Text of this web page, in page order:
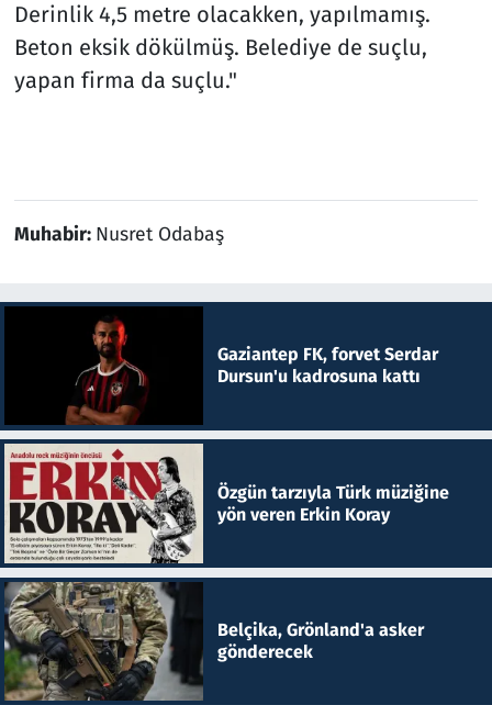
Derinlik 4,5 metre olacakken, yapılmamış.
Beton eksik dökülmüş. Belediye de suçlu,
yapan firma da suçlu."
Muhabir: Nusret Odabaş
Gaziantep FK, forvet Serdar
Dursun'u kadrosuna kattı
Özgün tarzıyla Türk müziğine
yön veren Erkin Koray
Belçika, Grönland'a asker
gönderecek